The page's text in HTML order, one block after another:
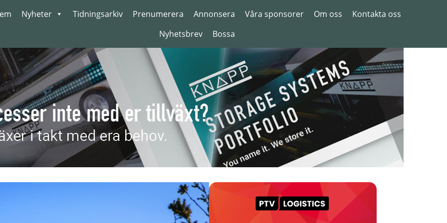
Nyheter Tidningsarkiv Prenumerera Annonsera Våra sponsorer Om oss
Kontakta oss
Nyhetsbrev
Bossa